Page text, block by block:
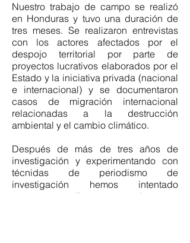
Nuestro trabajo de campo se realizó
en Honduras y tuvo una duración de
tres meses. Se realizaron entrevistas
con los actores afectados por el
despojo territorial por parte de
proyectos lucrativos elaborados por el
Estado y la iniciativa privada (nacional
e internacional) y se documentaron
casos de migración internacional
relacionadas a la destrucción
ambiental y el cambio climático.
Después de más de tres años de
investigación y experimentando con
técnidas de periodismo de
investigación hemos intentado
presentar, mediante estos relatos, un